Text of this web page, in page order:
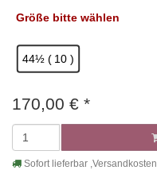
Größe bitte wählen
44½ ( 10 )
170,00 € *
Sofort lieferbar